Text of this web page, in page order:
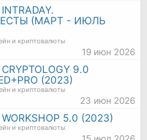
(МАРТ - ИЮЛЬ
и криптовалюты
19 июн 2026
9.0
(2023)
и криптовалюты
23 июн 2026
5.0 (2023)
и криптовалюты